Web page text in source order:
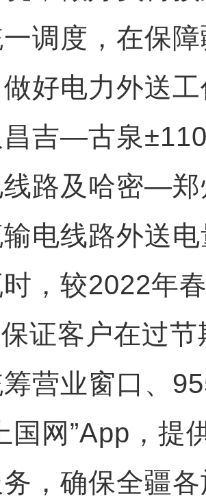
调度，在保
做好电力外送
吉—古泉
路及哈密—
电线路外送
，较2022年
证客户在过
营业窗口、
国网”App，提
，确保全疆